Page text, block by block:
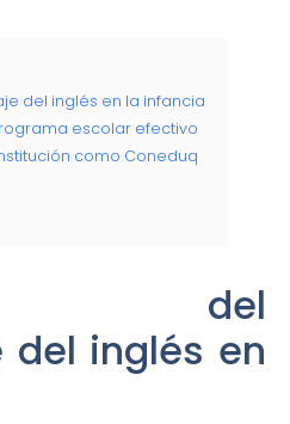
del inglés en la infancia
escolar efectivo
como Coneduq
del
del inglés en